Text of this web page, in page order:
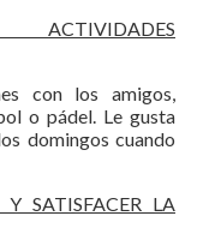
con los amigos,
o pádel. Le gusta
domingos cuando
Y SATISFACER LA